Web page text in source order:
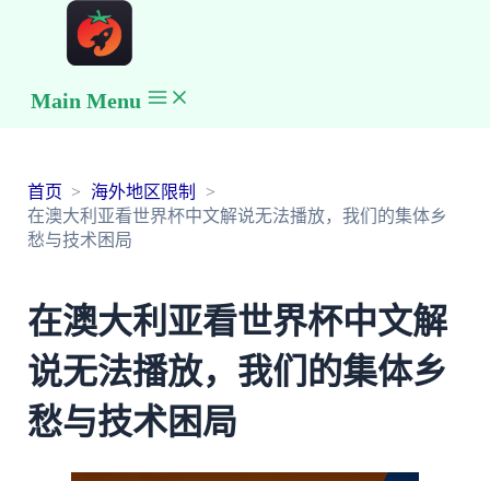
Main Menu
首页
海外地区限制
在澳大利亚看世界杯中文解说无法播放，我们的集体乡
愁与技术困局
在澳大利亚看世界杯中文解
说无法播放，我们的集体乡
愁与技术困局